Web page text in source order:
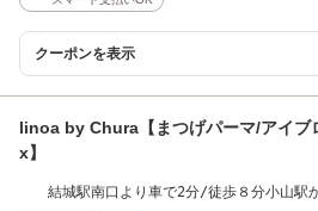
クーポンを表示
linoa by Chura【まつげパーマ/アイブ
x】
結城駅南口より車で2分/徒歩８分小山駅